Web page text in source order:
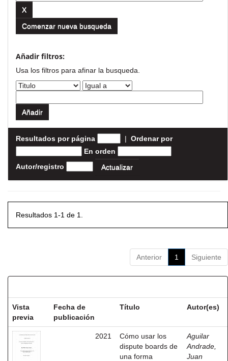
Comenzar nueva busqueda
Añadir filtros:
Usa los filtros para afinar la busqueda.
Resultados por página | Ordenar por
En orden
Autor/registro
Resultados 1-1 de 1.
Anterior 1 Siguiente
Vista
previa
Fecha de
publicación
Título Autor(es)
2021
Cómo usar los
dispute boards de
una forma
Aguilar
Andrade,
Juan